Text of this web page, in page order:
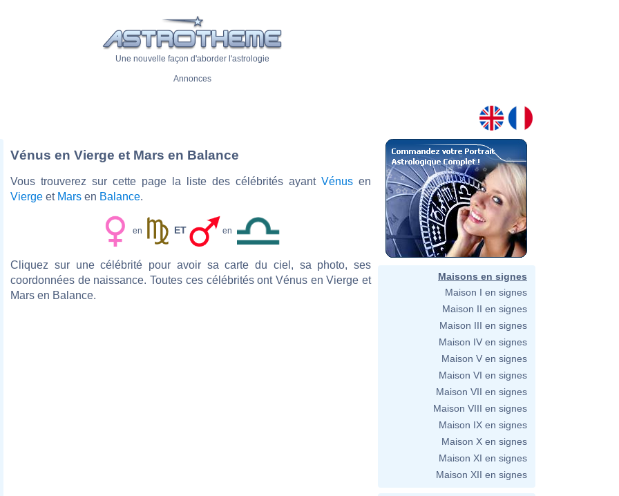
Une nouvelle façon d'aborder l'astrologie
Annonces
Vénus en Vierge et Mars en Balance
Vous trouverez sur cette page la liste des célébrités ayant Vénus en
Vierge et Mars en Balance.
en ET en
Cliquez sur une célébrité pour avoir sa carte du ciel, sa photo, ses
coordonnées de naissance. Toutes ces célébrités ont Vénus en Vierge et
Mars en Balance.
Maisons en signes
Maison I en signes
Maison II en signes
Maison III en signes
Maison IV en signes
Maison V en signes
Maison VI en signes
Maison VII en signes
Maison VIII en signes
Maison IX en signes
Maison X en signes
Maison XI en signes
Maison XII en signes